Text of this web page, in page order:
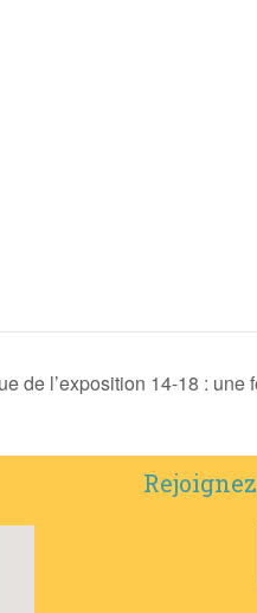
de l’exposition 14-18 : une